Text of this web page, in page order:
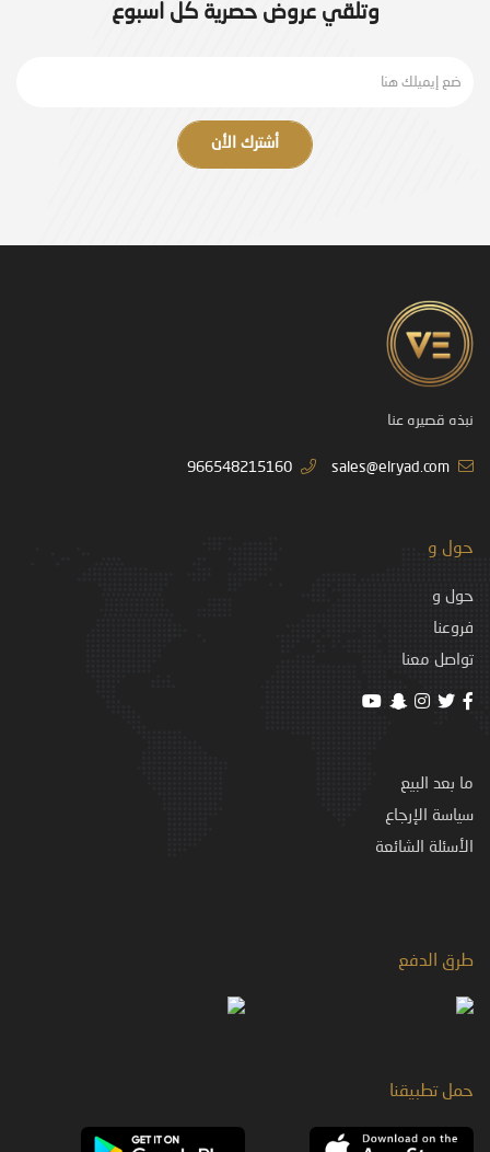
وتلقي عروض حصرية كل اسبوع
أشترك الأن
نبذه قصيره عنا
sales@elryad.com
966548215160
حول و
حول و
فروعنا
تواصل معنا
ما بعد البيع
سياسة الإرجاع
الأسئلة الشائعة
طرق الدفع
حمل تطبيقنا